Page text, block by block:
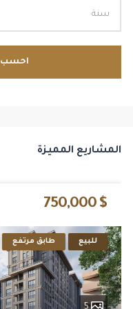
احسب
المشاريع المميزة
$ 750,000
للبيع طابق مرتفع